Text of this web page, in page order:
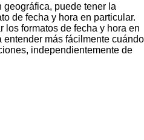
puede tener la
de fecha y hora en particular.
los formatos de fecha y hora en
más fácilmente cuándo
independientemente de